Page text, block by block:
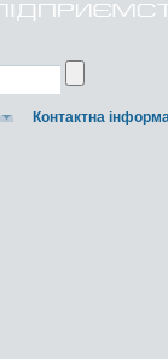
Контактна